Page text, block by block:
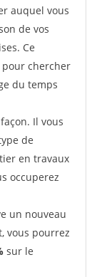
auquel vous
de vos
Ce
chercher
du temps
Il vous
de
en travaux
occuperez
un nouveau
vous pourrez
sur le